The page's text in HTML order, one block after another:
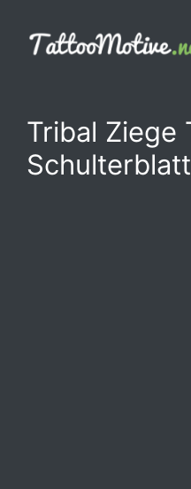
Inhalt
springen
Tribal Ziege
Schulterblatt